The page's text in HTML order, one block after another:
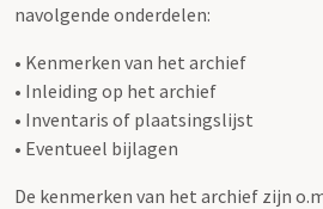
navolgende onderdelen:
• Kenmerken van het archief
• Inleiding op het archief
• Inventaris of plaatsingslijst
• Eventueel bijlagen
De kenmerken van het archief zijn